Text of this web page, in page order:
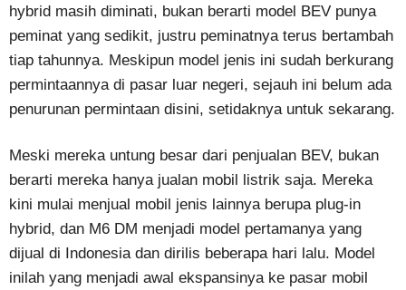
hybrid masih diminati, bukan berarti model BEV punya
peminat yang sedikit, justru peminatnya terus bertambah
tiap tahunnya. Meskipun model jenis ini sudah berkurang
permintaannya di pasar luar negeri, sejauh ini belum ada
penurunan permintaan disini, setidaknya untuk sekarang.
Meski mereka untung besar dari penjualan BEV, bukan
berarti mereka hanya jualan mobil listrik saja. Mereka
kini mulai menjual mobil jenis lainnya berupa plug-in
hybrid, dan M6 DM menjadi model pertamanya yang
dijual di Indonesia dan dirilis beberapa hari lalu. Model
inilah yang menjadi awal ekspansinya ke pasar mobil